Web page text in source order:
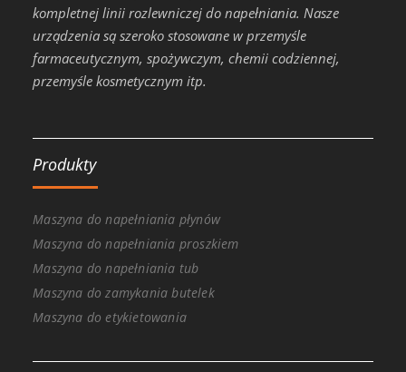
kompletnej linii rozlewniczej do napełniania. Nasze
urządzenia są szeroko stosowane w przemyśle
farmaceutycznym, spożywczym, chemii codziennej,
przemyśle kosmetycznym itp.
Produkty
Maszyna do napełniania płynów
Maszyna do napełniania proszkiem
Maszyna do napełniania tub
Maszyna do zamykania butelek
Maszyna do etykietowania